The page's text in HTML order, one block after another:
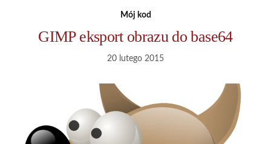
Mój kod
GIMP eksport obrazu do base64
20 lutego 2015